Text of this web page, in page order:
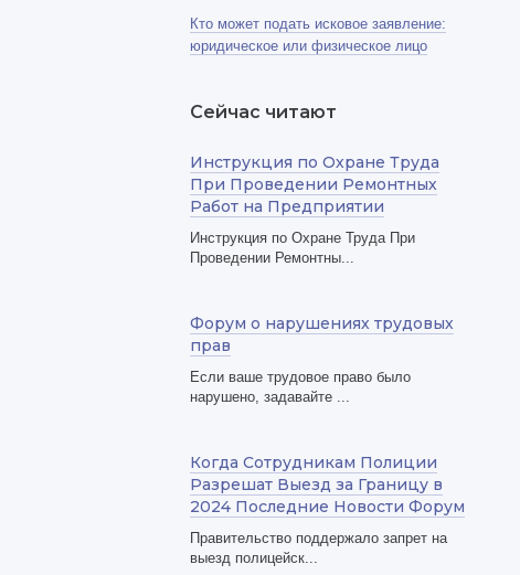
Кто может подать исковое заявление:
юридическое или физическое лицо
Сейчас читают
Инструкция по Охране Труда
При Проведении Ремонтных
Работ на Предприятии
Инструкция по Охране Труда При
Проведении Ремонтны...
Форум о нарушениях трудовых
прав
Если ваше трудовое право было
нарушено, задавайте ...
Когда Сотрудникам Полиции
Разрешат Выезд за Границу в
2024 Последние Новости Форум
Правительство поддержало запрет на
выезд полицейск...